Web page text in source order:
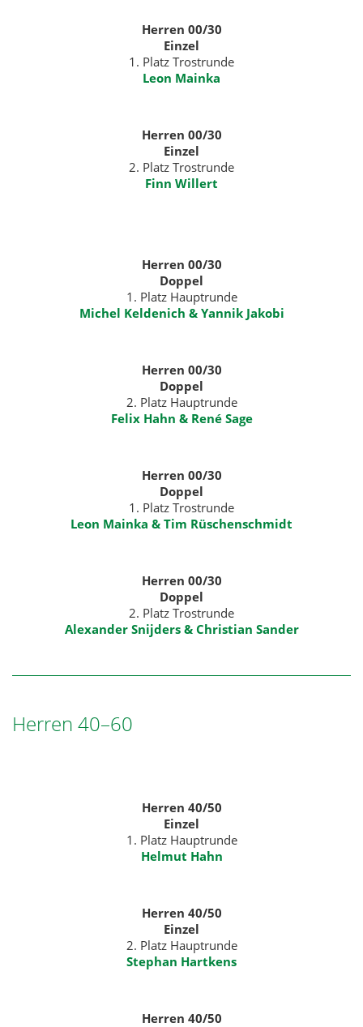
Herren 00/30
Einzel
1. Platz Trostrunde
Leon Mainka
Herren 00/30
Einzel
2. Platz Trostrunde
Finn Willert
Herren 00/30
Doppel
1. Platz Hauptrunde
Michel Keldenich & Yannik Jakobi
Herren 00/30
Doppel
2. Platz Hauptrunde
Felix Hahn & René Sage
Herren 00/30
Doppel
1. Platz Trostrunde
Leon Mainka & Tim Rüschenschmidt
Herren 00/30
Doppel
2. Platz Trostrunde
Alexander Snijders & Christian Sander
Herren 40–60
Herren 40/50
Einzel
1. Platz Hauptrunde
Helmut Hahn
Herren 40/50
Einzel
2. Platz Hauptrunde
Stephan Hartkens
Herren 40/50